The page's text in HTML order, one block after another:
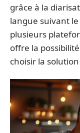
grâce à la
langue suivant
plusieurs
offre la
choisir la